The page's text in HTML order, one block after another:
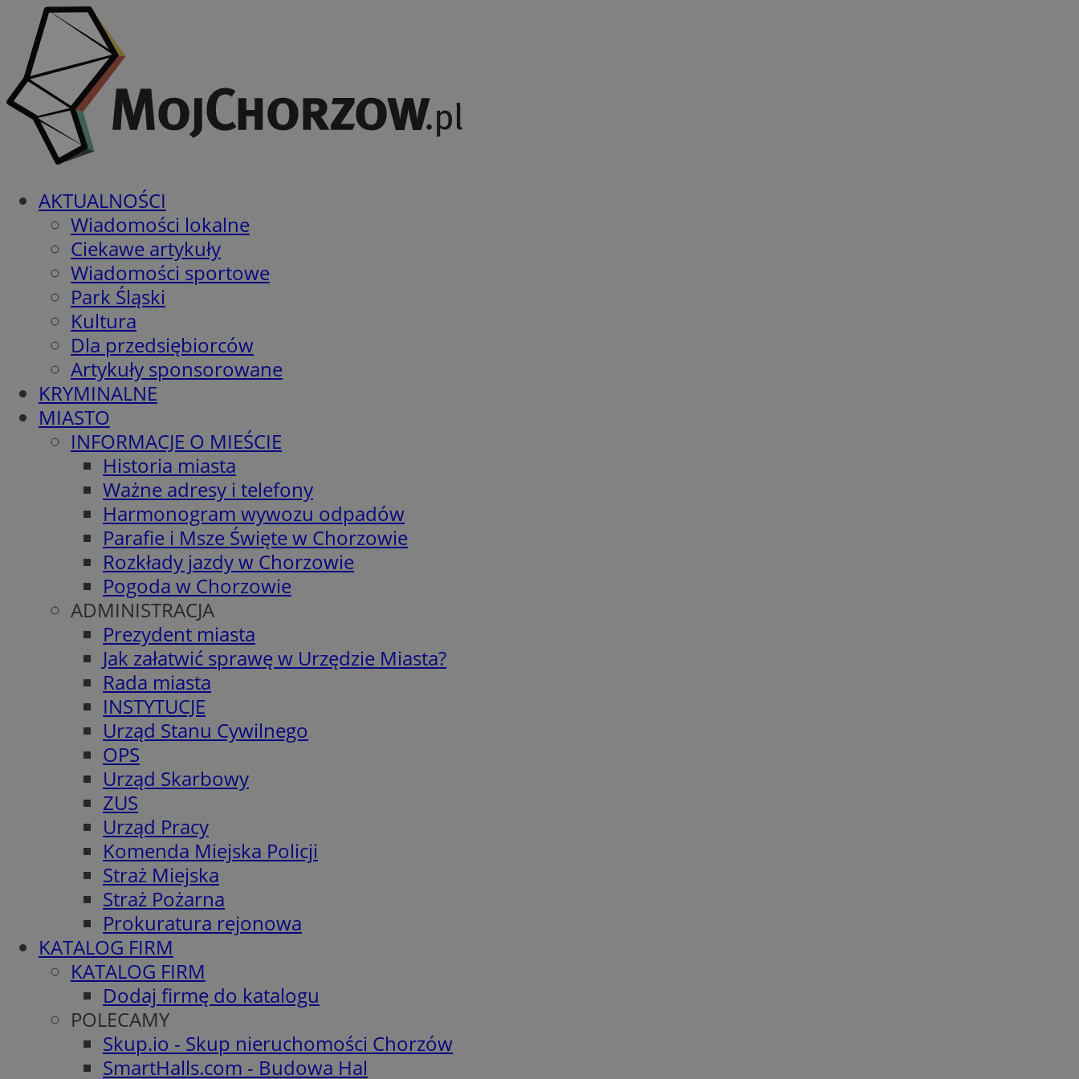
AKTUALNOŚCI
Wiadomości lokalne
Ciekawe artykuły
Wiadomości sportowe
Park Śląski
Kultura
Dla przedsiębiorców
Artykuły sponsorowane
KRYMINALNE
MIASTO
INFORMACJE O MIEŚCIE
Historia miasta
Ważne adresy i telefony
Harmonogram wywozu odpadów
Parafie i Msze Święte w Chorzowie
Rozkłady jazdy w Chorzowie
Pogoda w Chorzowie
ADMINISTRACJA
Prezydent miasta
Jak załatwić sprawę w Urzędzie Miasta?
Rada miasta
INSTYTUCJE
Urząd Stanu Cywilnego
OPS
Urząd Skarbowy
ZUS
Urząd Pracy
Komenda Miejska Policji
Straż Miejska
Straż Pożarna
Prokuratura rejonowa
KATALOG FIRM
KATALOG FIRM
Dodaj firmę do katalogu
POLECAMY
Skup.io - Skup nieruchomości Chorzów
SmartHalls.com - Budowa Hal